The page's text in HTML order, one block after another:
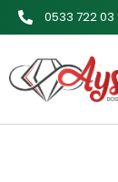
İçeriğe
atla
0533 722 03